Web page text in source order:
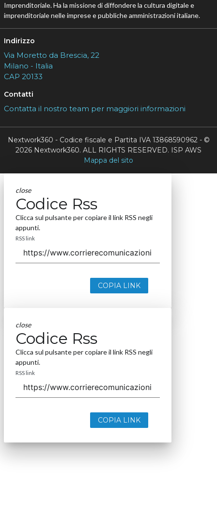
Imprenditoriale. Ha la missione di diffondere la cultura digitale e
imprenditoriale nelle imprese e pubbliche amministrazioni italiane.
Indirizzo
Via Moretto da Brescia, 22
Milano - Italia
CAP 20133
Contatti
Contatta il nostro team per maggiori informazioni
Nextwork360 - Codice fiscale e Partita IVA 13868590962 - ©
2026 Nextwork360. ALL RIGHTS RESERVED. ISP AWS
Mappa del sito
close
Codice Rss
Clicca sul pulsante per copiare il link RSS negli
appunti.
RSS link
COPIA LINK
close
Codice Rss
Clicca sul pulsante per copiare il link RSS negli
appunti.
RSS link
COPIA LINK